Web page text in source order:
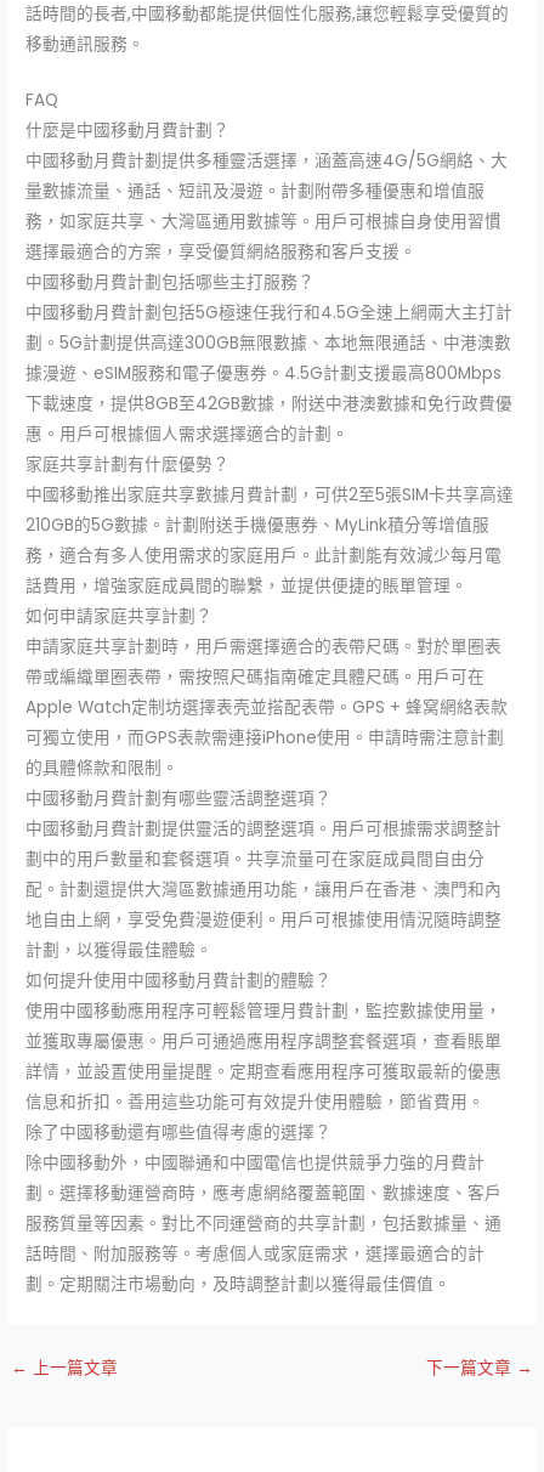
話時間的長者,中國移動都能提供個性化服務,讓您輕鬆享受優質的
移動通訊服務。
FAQ
什麼是中國移動月費計劃？
中國移動月費計劃提供多種靈活選擇，涵蓋高速4G/5G網絡、大
量數據流量、通話、短訊及漫遊。計劃附帶多種優惠和增值服
務，如家庭共享、大灣區通用數據等。用戶可根據自身使用習慣
選擇最適合的方案，享受優質網絡服務和客戶支援。
中國移動月費計劃包括哪些主打服務？
中國移動月費計劃包括5G極速任我行和4.5G全速上網兩大主打計
劃。5G計劃提供高達300GB無限數據、本地無限通話、中港澳數
據漫遊、eSIM服務和電子優惠券。4.5G計劃支援最高800Mbps
下載速度，提供8GB至42GB數據，附送中港澳數據和免行政費優
惠。用戶可根據個人需求選擇適合的計劃。
家庭共享計劃有什麼優勢？
中國移動推出家庭共享數據月費計劃，可供2至5張SIM卡共享高達
210GB的5G數據。計劃附送手機優惠券、MyLink積分等增值服
務，適合有多人使用需求的家庭用戶。此計劃能有效減少每月電
話費用，增強家庭成員間的聯繫，並提供便捷的賬單管理。
如何申請家庭共享計劃？
申請家庭共享計劃時，用戶需選擇適合的表帶尺碼。對於單圈表
帶或編織單圈表帶，需按照尺碼指南確定具體尺碼。用戶可在
Apple Watch定制坊選擇表壳並搭配表帶。GPS + 蜂窝網絡表款
可獨立使用，而GPS表款需連接iPhone使用。申請時需注意計劃
的具體條款和限制。
中國移動月費計劃有哪些靈活調整選項？
中國移動月費計劃提供靈活的調整選項。用戶可根據需求調整計
劃中的用戶數量和套餐選項。共享流量可在家庭成員間自由分
配。計劃還提供大灣區數據通用功能，讓用戶在香港、澳門和內
地自由上網，享受免費漫遊便利。用戶可根據使用情況隨時調整
計劃，以獲得最佳體驗。
如何提升使用中國移動月費計劃的體驗？
使用中國移動應用程序可輕鬆管理月費計劃，監控數據使用量，
並獲取專屬優惠。用戶可通過應用程序調整套餐選項，查看賬單
詳情，並設置使用量提醒。定期查看應用程序可獲取最新的優惠
信息和折扣。善用這些功能可有效提升使用體驗，節省費用。
除了中國移動還有哪些值得考慮的選擇？
除中國移動外，中國聯通和中國電信也提供競爭力強的月費計
劃。選擇移動運營商時，應考慮網絡覆蓋範圍、數據速度、客戶
服務質量等因素。對比不同運營商的共享計劃，包括數據量、通
話時間、附加服務等。考慮個人或家庭需求，選擇最適合的計
劃。定期關注市場動向，及時調整計劃以獲得最佳價值。
← 上一篇文章 下一篇文章 →